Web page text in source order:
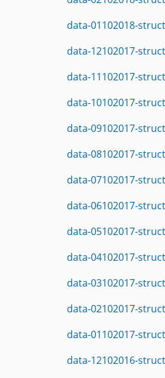
data-01102018-
data-12102017-
data-11102017-
data-10102017-
data-09102017-
data-08102017-
data-07102017-
data-06102017-
data-05102017-
data-04102017-
data-03102017-
data-02102017-
data-01102017-
data-12102016-